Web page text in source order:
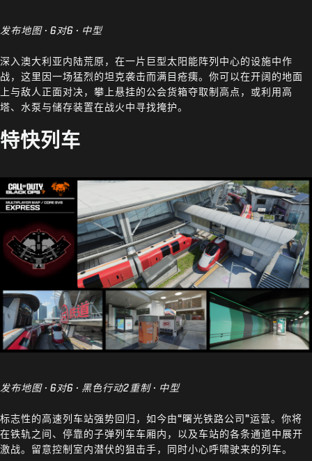
发布地图 · 6对6 · 中型
深入澳大利亚内陆荒原，在一片巨型太阳能阵列中心的设施中作
战，这里因一场猛烈的坦克袭击而满目疮痍。你可以在开阔的地面
上与敌人正面对决，攀上悬挂的公会货箱夺取制高点，或利用高
塔、水泵与储存装置在战火中寻找掩护。
特快列车
发布地图 · 6对6 · 黑色行动2重制 · 中型
标志性的高速列车站强势回归，如今由“曙光铁路公司”运营。你将
在铁轨之间、停靠的子弹列车车厢内，以及车站的各条通道中展开
激战。留意控制室内潜伏的狙击手，同时小心呼啸驶来的列车。